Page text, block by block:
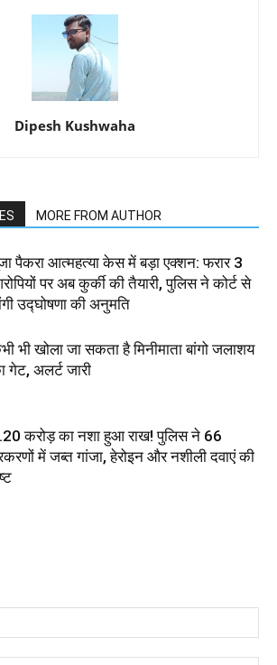
Dipesh Kushwaha
MORE FROM AUTHOR
पैकरा आत्महत्या केस में बड़ा एक्शन: फरार 3
पर अब कुर्की की तैयारी, पुलिस ने कोर्ट से
उद्घोषणा की अनुमति
भी खोला जा सकता है मिनीमाता बांगो जलाशय
गेट, अलर्ट जारी
करोड़ का नशा हुआ राख! पुलिस ने 66
में जब्त गांजा, हेरोइन और नशीली दवाएं की